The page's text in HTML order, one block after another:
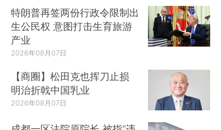
特朗普再签两份行政令限制出
生公民权 意图打击生育旅游
产业
2026年08月07日
【商圈】松田克也挥刀止损
明治折戟中国乳业
2026年08月07日